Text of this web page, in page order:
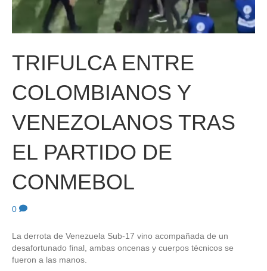
TRIFULCA ENTRE
COLOMBIANOS Y
VENEZOLANOS TRAS
EL PARTIDO DE
CONMEBOL
0
La derrota de Venezuela Sub-17 vino acompañada de un
desafortunado final, ambas oncenas y cuerpos técnicos se
fueron a las manos.